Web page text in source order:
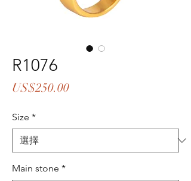
R1076
US$250.00價
Size *
Main stone *